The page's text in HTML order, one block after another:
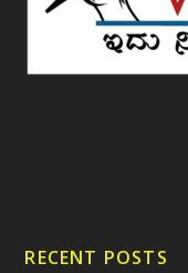
RECENT POSTS